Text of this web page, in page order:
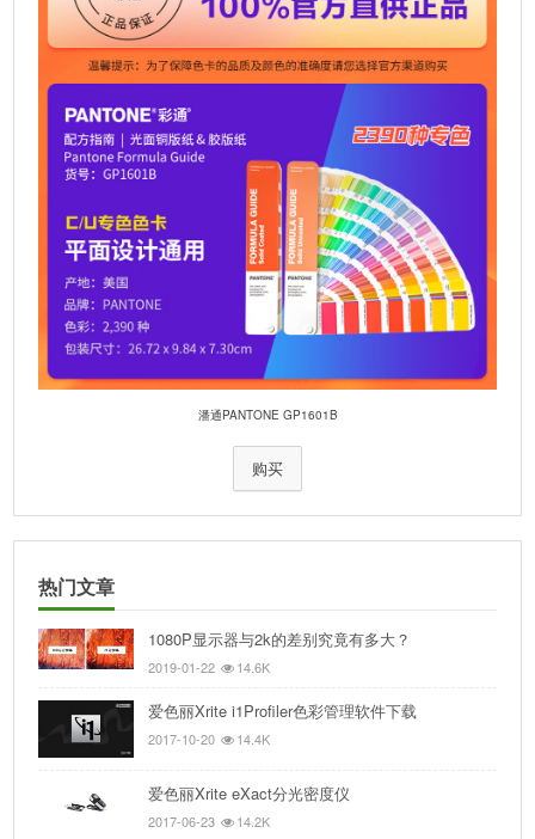
潘通PANTONE GP1601B
购买
热门文章
1080P显示器与2k的差别究竟有多大？
2019-01-22 14.6K
爱色丽Xrite i1Profiler色彩管理软件下载
2017-10-20 14.4K
爱色丽Xrite eXact分光密度仪
2017-06-23 14.2K